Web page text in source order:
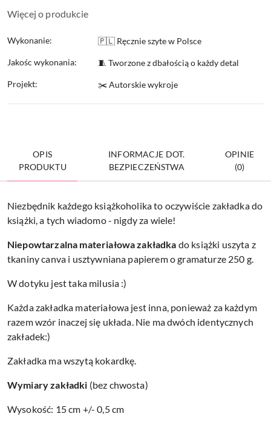
Więcej o produkcie
Wykonanie: 🇵🇱 Ręcznie szyte w Polsce
Jakośc wykonania: 🧵 Tworzone z dbałością o każdy detal
Projekt: ✂️ Autorskie wykroje
OPIS
PRODUKTU
INFORMACJE DOT.
BEZPIECZEŃSTWA
OPINIE
(0)
Niezbędnik każdego książkoholika to oczywiście zakładka do
książki, a tych wiadomo - nigdy za wiele!
Niepowtarzalna materiałowa zakładka do książki uszyta z
tkaniny canva i usztywniana papierem o gramaturze 250 g.
W dotyku jest taka milusia :)
Każda zakładka materiałowa jest inna, ponieważ za każdym
razem wzór inaczej się układa. Nie ma dwóch identycznych
zakładek:)
Zakładka ma wszytą kokardkę.
Wymiary zakładki (bez chwosta)
Wysokość: 15 cm +/- 0,5 cm